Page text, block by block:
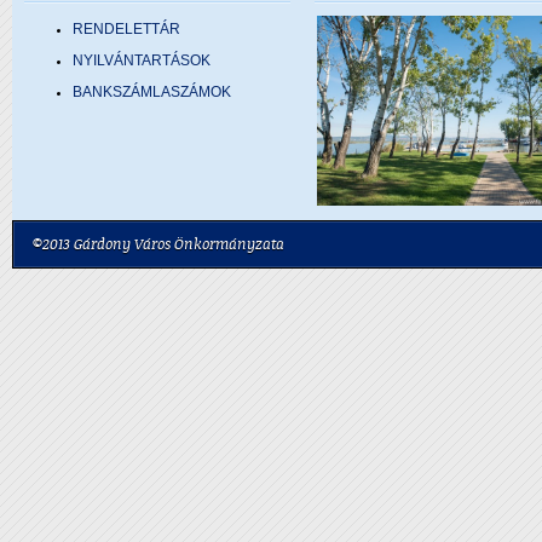
RENDELETTÁR
NYILVÁNTARTÁSOK
BANKSZÁMLASZÁMOK
©2013 Gárdony Város Önkormányzata